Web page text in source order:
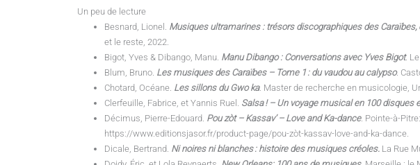
Un peu de lecture
Besnard, Lionel. Musiques ultramarines : trésors discographiques des Caraïbes,
et le reste, 2022.
Bigot, Yves & Dibango, Manu. Manu Dibango : Conversations avec Yves Bigot.
Blum, Bruno. Les musiques des Caraïbes – Tome 1 : du vaudou au calypso.
Chotard, Océane. Les sillons du Gwo ka. Master de recherche en musicologie,
Clerfeuille, Fabrice, et Yannis Ruel. Salsa ! – Un voyage musical en 100 disques
Décimus, Pierre-Edouard. Pou zòt – Kassav’ – Love and Ka-dance. Pointe-à-
https://www.editionsjasor.fr/product-page/pou-zòt-kassav-love-and-ka-dance.
Dicale, Bertrand. Ni noires ni blanches : histoire des musiques créoles. La Rue